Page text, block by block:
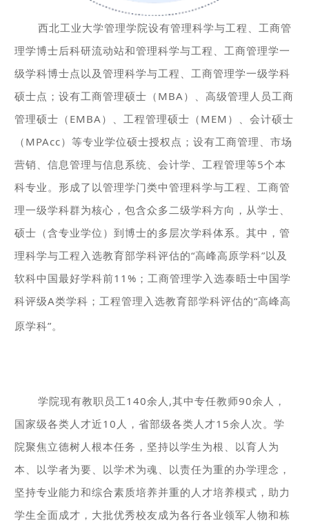
西北工业大学管理学院设有管理科学与工程、工商管
理学博士后科研流动站和管理科学与工程、工商管理学一
级学科博士点以及管理科学与工程、工商管理学一级学科
硕士点；设有工商管理硕士（MBA）、高级管理人员工商
管理硕士（EMBA）、工程管理硕士（MEM）、会计硕士
（MPAcc）等专业学位硕士授权点；设有工商管理、市场
营销、信息管理与信息系统、会计学、工程管理等5个本
科专业。形成了以管理学门类中管理科学与工程、工商管
理一级学科群为核心，包含众多二级学科方向，从学士、
硕士（含专业学位）到博士的多层次学科体系。其中，管
理科学与工程入选教育部学科评估的“高峰高原学科”以及
软科中国最好学科前11%；工商管理学入选泰晤士中国学
科评级A类学科；工程管理入选教育部学科评估的“高峰高
原学科”。
学院现有教职员工140余人,其中专任教师90余人，
国家级各类人才近10人，省部级各类人才15余人次。学
院聚焦立德树人根本任务，坚持以学生为根、以育人为
本、以学者为要、以学术为魂、以责任为重的办学理念，
坚持专业能力和综合素质培养并重的人才培养模式，助力
学生全面成才，大批优秀校友成为各行各业领军人物和栋